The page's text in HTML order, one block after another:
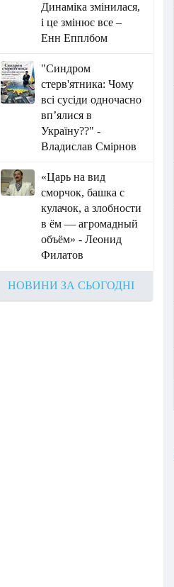
Динаміка змінилася,
і це змінює все –
Енн Епплбом
"Синдром
стерв'ятника: Чому
всі сусіди одночасно
вп’ялися в
Україну??" -
Владислав Смірнов
«Царь на вид
сморчок, башка с
кулачок, а злобности
в ём — агромадный
объём» - Леонид
Филатов
НОВИНИ ЗА СЬОГОДНІ